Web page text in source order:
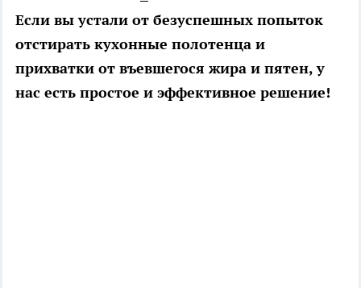
Если вы устали от безуспешных попыток
отстирать кухонные полотенца и
прихватки от въевшегося жира и пятен, у
нас есть простое и эффективное решение!